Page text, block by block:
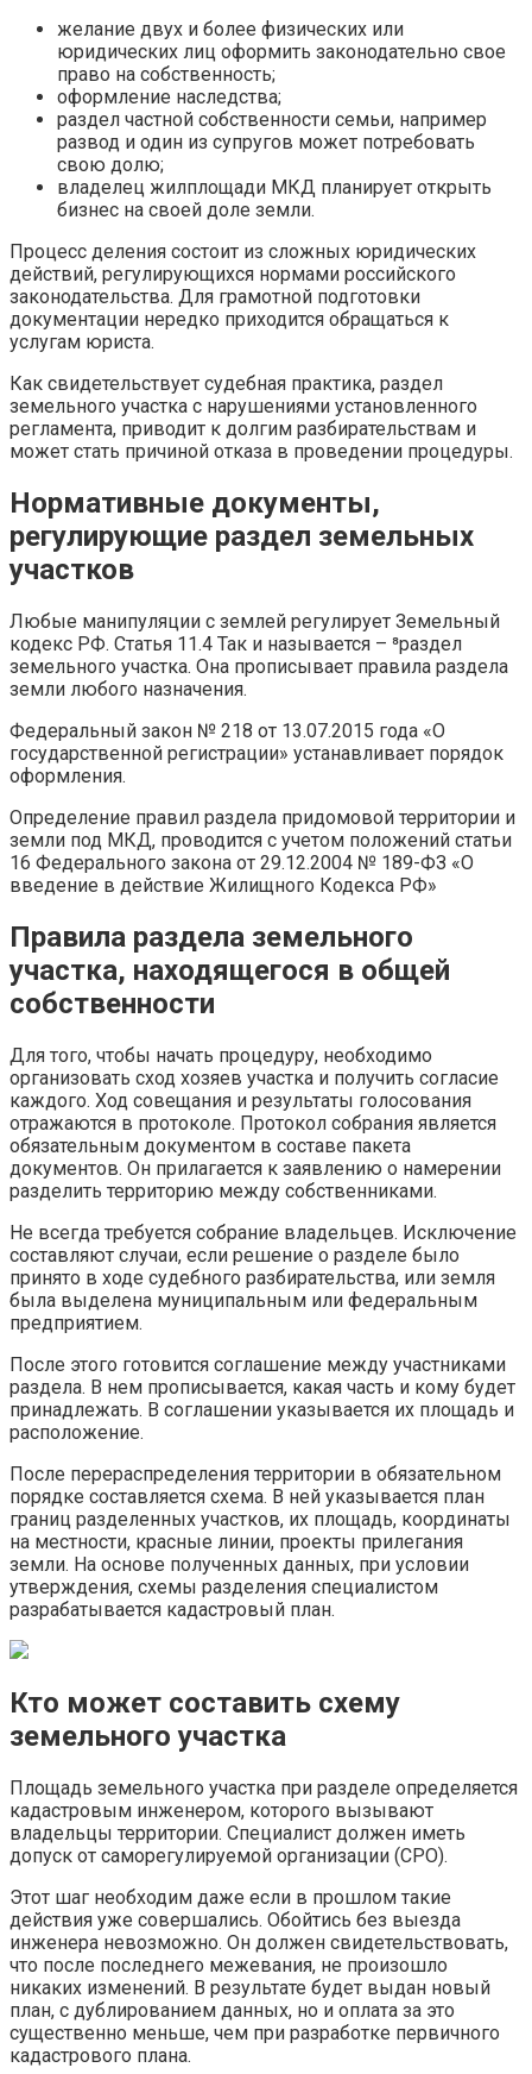
желание двух и более физических или
юридических лиц оформить законодательно свое
право на собственность;
оформление наследства;
раздел частной собственности семьи, например
развод и один из супругов может потребовать
свою долю;
владелец жилплощади МКД планирует открыть
бизнес на своей доле земли.
Процесс деления состоит из сложных юридических
действий, регулирующихся нормами российского
законодательства. Для грамотной подготовки
документации нередко приходится обращаться к
услугам юриста.
Как свидетельствует судебная практика, раздел
земельного участка с нарушениями установленного
регламента, приводит к долгим разбирательствам и
может стать причиной отказа в проведении процедуры.
Нормативные документы,
регулирующие раздел земельных
участков
Любые манипуляции с землей регулирует Земельный
кодекс РФ. Статья 11.4 Так и называется – ⁸раздел
земельного участка. Она прописывает правила раздела
земли любого назначения.
Федеральный закон № 218 от 13.07.2015 года «О
государственной регистрации» устанавливает порядок
оформления.
Определение правил раздела придомовой территории и
земли под МКД, проводится с учетом положений статьи
16 Федерального закона от 29.12.2004 № 189-ФЗ «О
введение в действие Жилищного Кодекса РФ»
Правила раздела земельного
участка, находящегося в общей
собственности
Для того, чтобы начать процедуру, необходимо
организовать сход хозяев участка и получить согласие
каждого. Ход совещания и результаты голосования
отражаются в протоколе. Протокол собрания является
обязательным документом в составе пакета
документов. Он прилагается к заявлению о намерении
разделить территорию между собственниками.
Не всегда требуется собрание владельцев. Исключение
составляют случаи, если решение о разделе было
принято в ходе судебного разбирательства, или земля
была выделена муниципальным или федеральным
предприятием.
После этого готовится соглашение между участниками
раздела. В нем прописывается, какая часть и кому будет
принадлежать. В соглашении указывается их площадь и
расположение.
После перераспределения территории в обязательном
порядке составляется схема. В ней указывается план
границ разделенных участков, их площадь, координаты
на местности, красные линии, проекты прилегания
земли. На основе полученных данных, при условии
утверждения, схемы разделения специалистом
разрабатывается кадастровый план.
Кто может составить схему
земельного участка
Площадь земельного участка при разделе определяется
кадастровым инженером, которого вызывают
владельцы территории. Специалист должен иметь
допуск от саморегулируемой организации (СРО).
Этот шаг необходим даже если в прошлом такие
действия уже совершались. Обойтись без выезда
инженера невозможно. Он должен свидетельствовать,
что после последнего межевания, не произошло
никаких изменений. В результате будет выдан новый
план, с дублированием данных, но и оплата за это
существенно меньше, чем при разработке первичного
кадастрового плана.